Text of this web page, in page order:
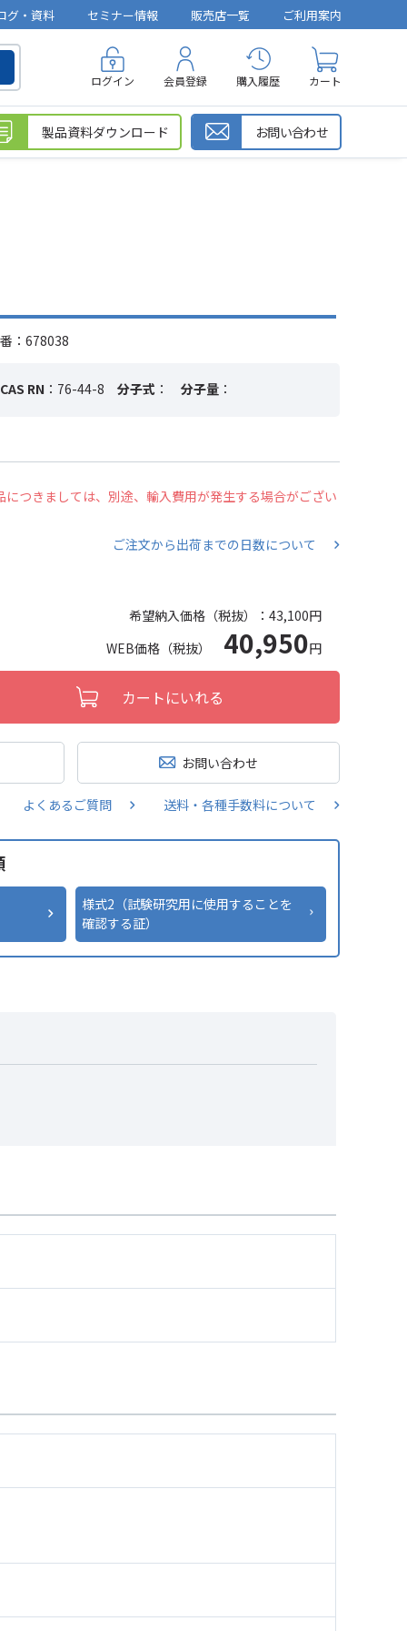
グ・資料 セミナー情報 販売店一覧 ご利用案内
ログイン 会員登録 購入履歴 カート
製品資料ダウンロード お問い合わせ
：678038
CAS RN ：76-44-8 分子式 ： 分子量 ：
つきましては、別途、輸入費用が発生する場合がござい
ご注文から出荷までの日数について
希望納入価格（税抜）： 43,100円
WEB価格（税抜） 40,950円
カートにいれる
お問い合わせ
よくあるご質問 送料・各種手数料について
様式2（試験研究用に使用することを
確認する証）